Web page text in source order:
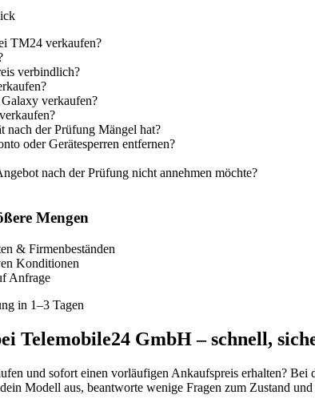
TM24 verkaufen?
verbindlich?
verkaufen?
nach der Prüfung Mängel hat?
oder Gerätesperren entfernen?
nach der Prüfung nicht annehmen möchte?
Mengen
& Firmenbeständen
Konditionen
Anfrage
in 1–3 Tagen
Telemobile24 GmbH – schnell,
und sofort einen vorläufigen Ankaufspreis erhalten?
Modell aus, beantworte wenige Fragen zum Zustand